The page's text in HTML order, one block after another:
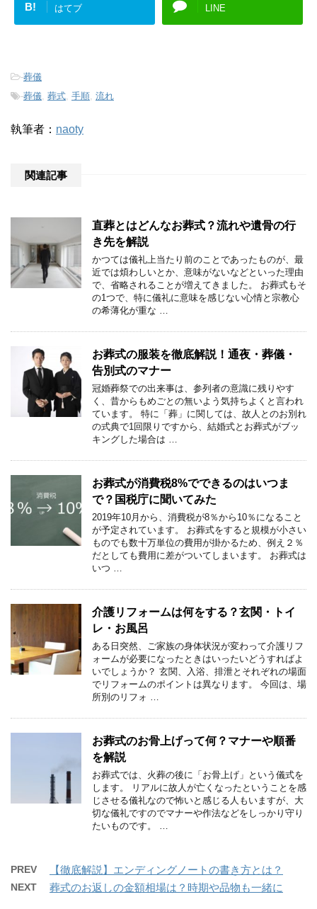
B! はてブ LINE
-葬儀
-葬儀, 葬式, 手順, 流れ
執筆者： naoty
関連記事
直葬とはどんなお葬式？流れや遺骨の行
き先を解説
かつては儀礼上当たり前のことであったものが、最
近では煩わしいとか、意味がないなどといった理由
で、省略されることが増えてきました。 お葬式もそ
の1つで、特に儀礼に意味を感じない心情と宗教心
の希薄化が重な …
お葬式の服装を徹底解説！通夜・葬儀・
告別式のマナー
冠婚葬祭での出来事は、参列者の意識に残りやす
く、昔からもめごとの無いよう気持ちよくと言われ
ています。 特に「葬」に関しては、故人とのお別れ
の式典で1回限りですから、結婚式とお葬式がブッ
キングした場合は …
お葬式が消費税8%でできるのはいつま
で？国税庁に聞いてみた
2019年10月から、消費税が8％から10％になること
が予定されています。 お葬式をすると規模が小さい
ものでも数十万単位の費用が掛かるため、例え２％
だとしても費用に差がついてしまいます。 お葬式は
いつ …
介護リフォームは何をする？玄関・トイ
レ・お風呂
ある日突然、ご家族の身体状況が変わって介護リフ
ォームが必要になったときはいったいどうすればよ
いでしょうか？ 玄関、入浴、排泄とそれぞれの場面
でリフォームのポイントは異なります。 今回は、場
所別のリフォ …
お葬式のお骨上げって何？マナーや順番
を解説
お葬式では、火葬の後に「お骨上げ」という儀式を
します。 リアルに故人が亡くなったということを感
じさせる儀礼なので怖いと感じる人もいますが、大
切な儀礼ですのでマナーや作法などをしっかり守り
たいものです。 …
PREV 【徹底解説】エンディングノートの書き方とは？
NEXT 葬式のお返しの金額相場は？時期や品物も一緒に